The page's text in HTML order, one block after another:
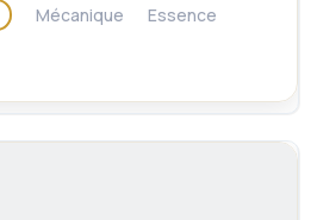
Mécanique Essence